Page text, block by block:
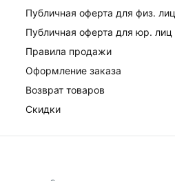
Публичная оферта для физ. лиц
Публичная оферта для юр. лиц
Правила продажи
Оформление заказа
Возврат товаров
Скидки